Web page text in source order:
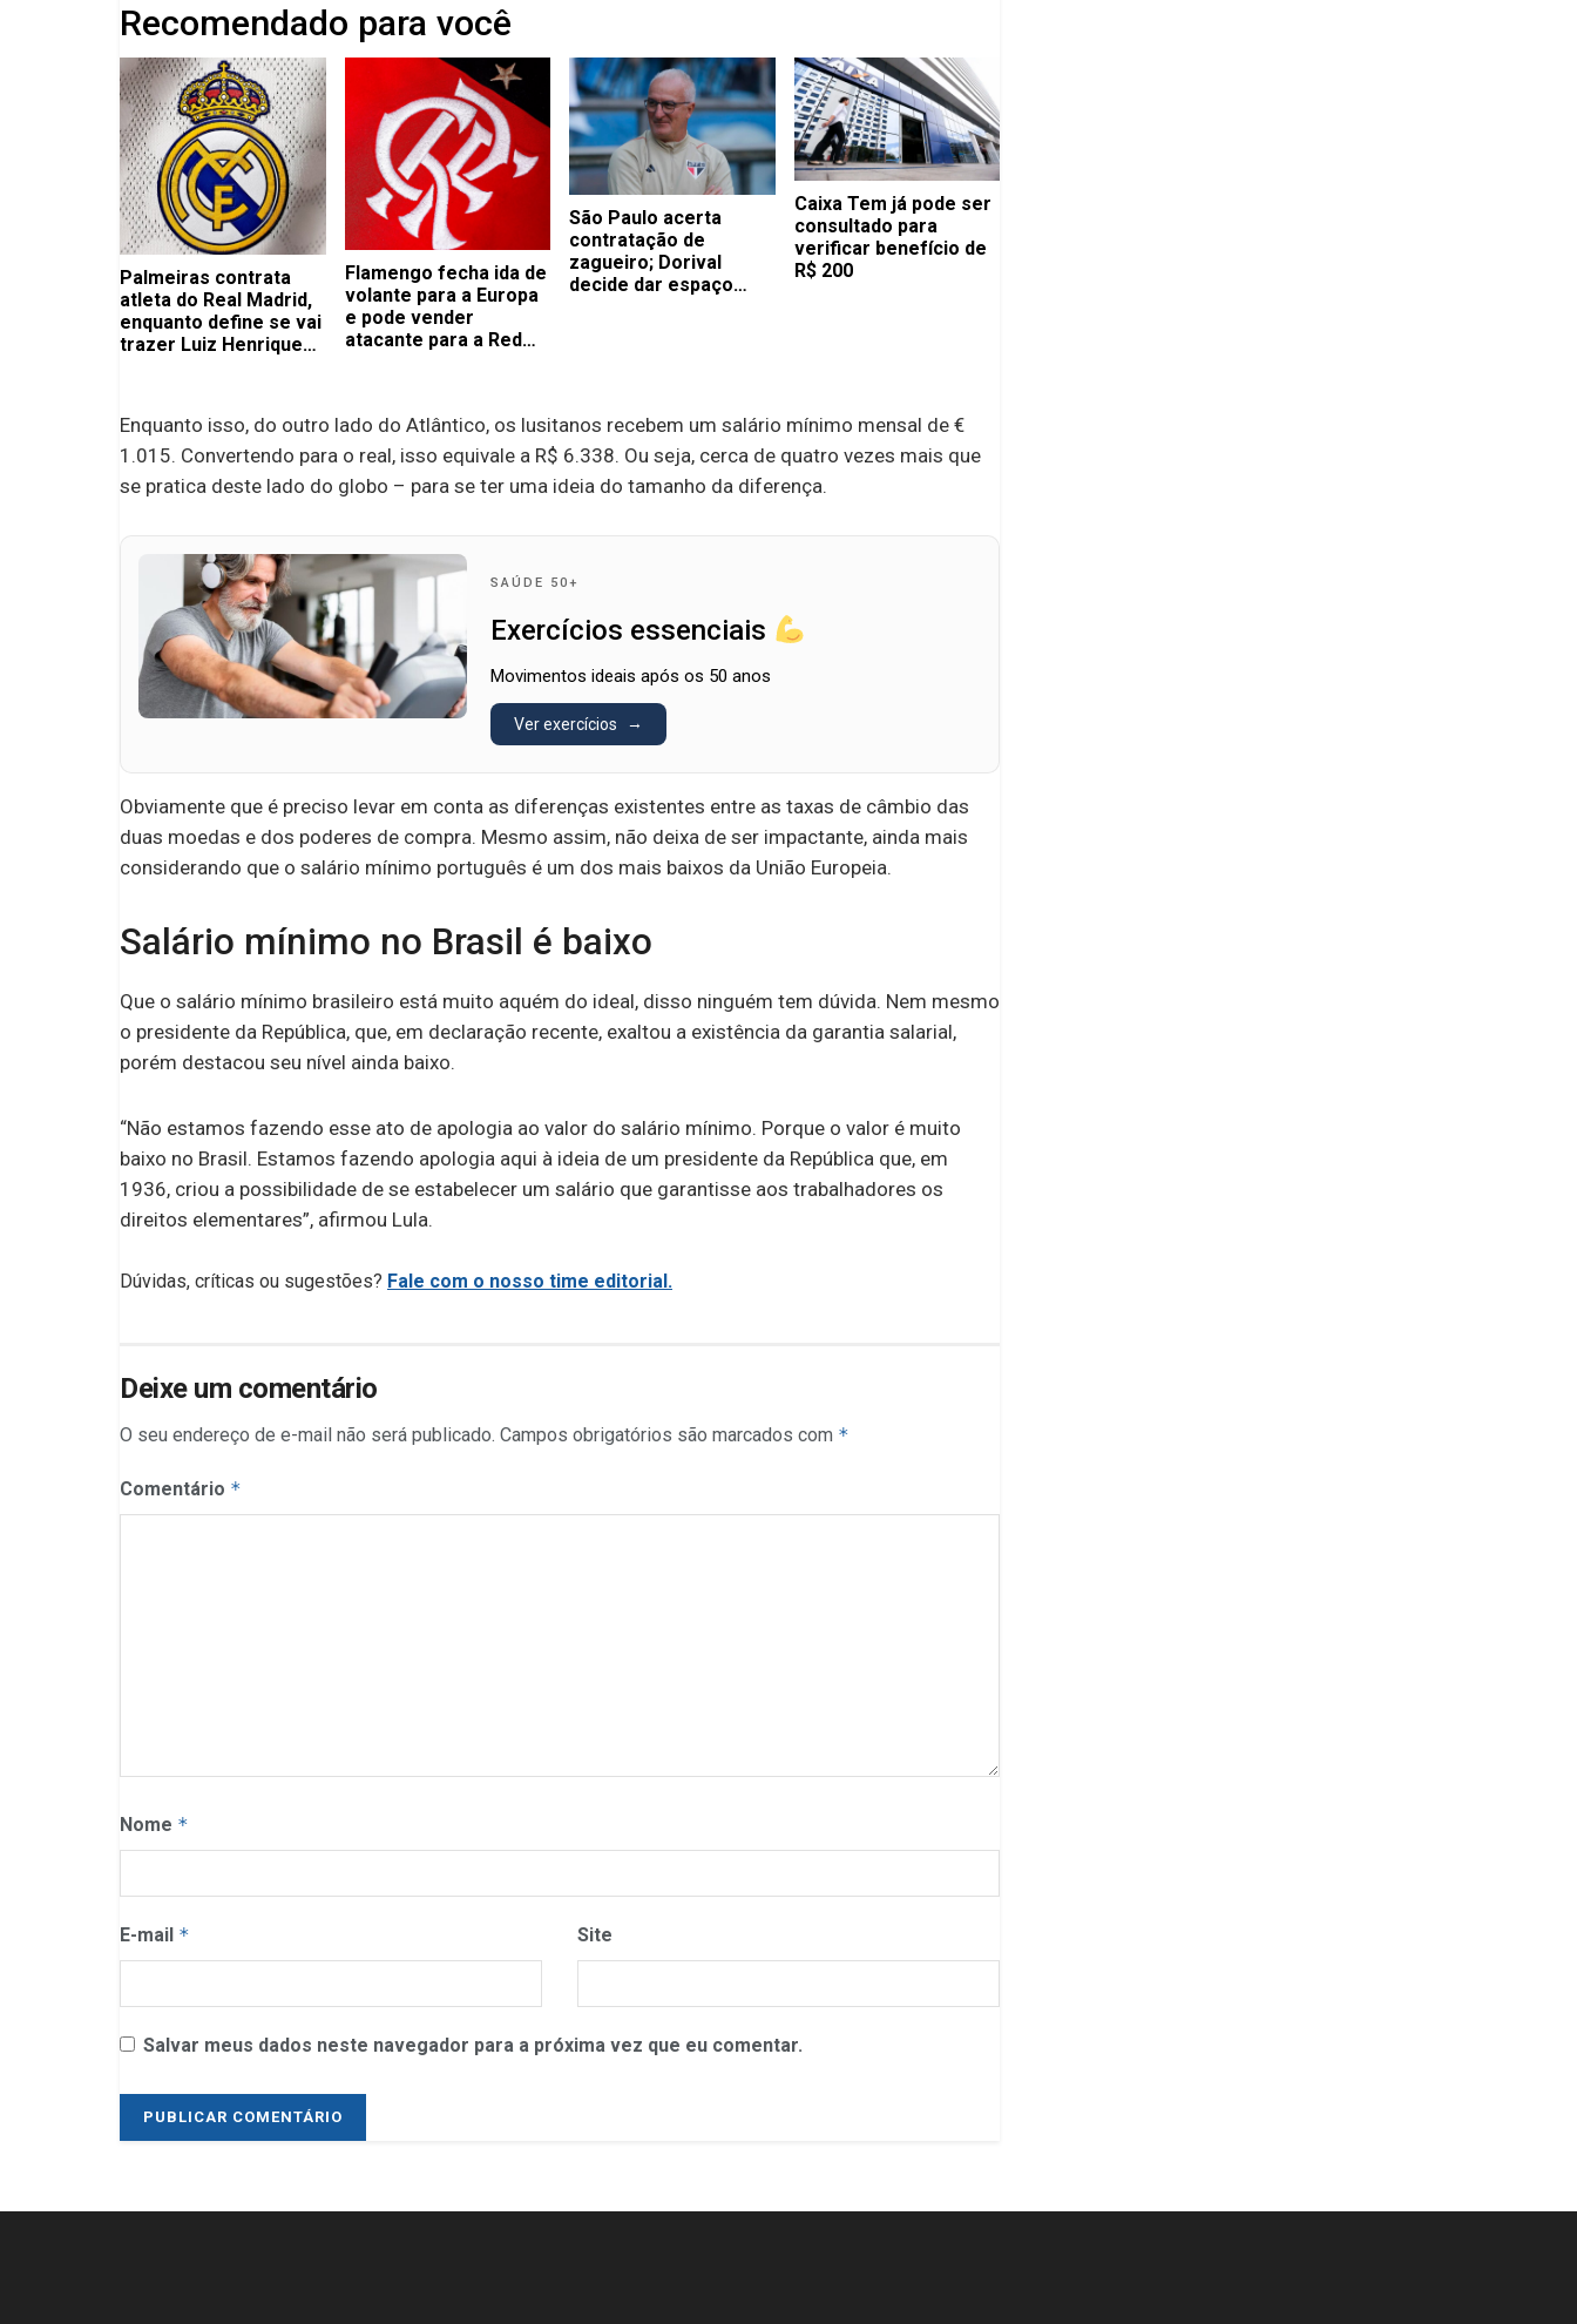
Recomendado para você
Palmeiras contrata
atleta do Real Madrid,
enquanto define se vai
trazer Luiz Henrique
Flamengo fecha ida de
volante para a Europa
e pode vender
atacante para a Red
São Paulo acerta
contratação de
zagueiro; Dorival
decide dar espaço
Caixa Tem já pode ser
consultado para
verificar benefício de
R$ 200
Enquanto isso, do outro lado do Atlântico, os lusitanos recebem um salário mínimo mensal de €
1.015. Convertendo para o real, isso equivale a R$ 6.338. Ou seja, cerca de quatro vezes mais que
se pratica deste lado do globo – para se ter uma ideia do tamanho da diferença.
SAÚDE 50+
Exercícios essenciais
Movimentos ideais após os 50 anos
Ver exercícios
Obviamente que é preciso levar em conta as diferenças existentes entre as taxas de câmbio das
duas moedas e dos poderes de compra. Mesmo assim, não deixa de ser impactante, ainda mais
considerando que o salário mínimo português é um dos mais baixos da União Europeia.
Salário mínimo no Brasil é baixo
Que o salário mínimo brasileiro está muito aquém do ideal, disso ninguém tem dúvida. Nem mesmo
o presidente da República, que, em declaração recente, exaltou a existência da garantia salarial,
porém destacou seu nível ainda baixo.
“Não estamos fazendo esse ato de apologia ao valor do salário mínimo. Porque o valor é muito
baixo no Brasil. Estamos fazendo apologia aqui à ideia de um presidente da República que, em
1936, criou a possibilidade de se estabelecer um salário que garantisse aos trabalhadores os
direitos elementares”, afirmou Lula.
Dúvidas, críticas ou sugestões? Fale com o nosso time editorial.
Deixe um comentário
O seu endereço de e-mail não será publicado. Campos obrigatórios são marcados com *
Comentário *
Nome *
E-mail * Site
Salvar meus dados neste navegador para a próxima vez que eu comentar.